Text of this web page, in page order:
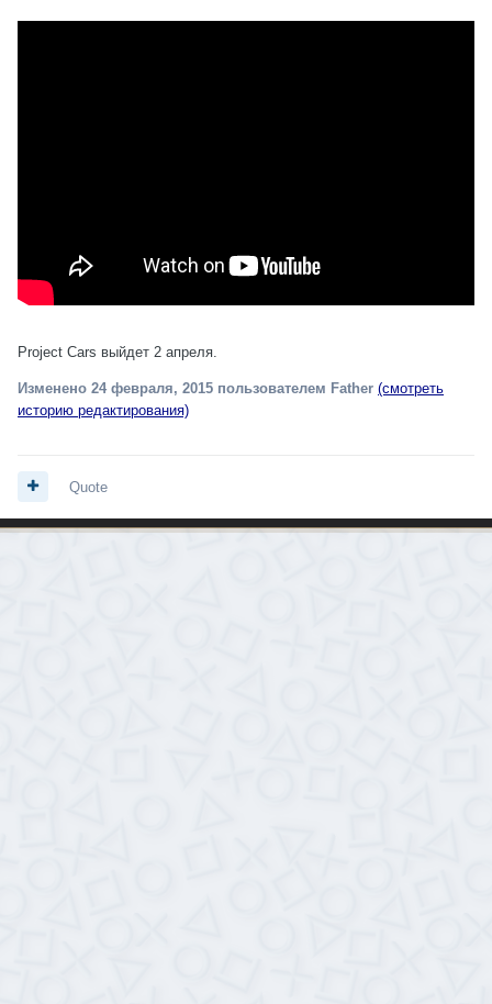
Project Cars выйдет 2 апреля.
Изменено 24 февраля, 2015 пользователем Father (смотреть
историю редактирования)
Quote